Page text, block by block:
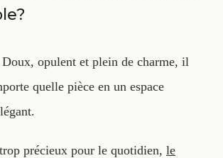
opulent et plein de charme, il
quelle pièce en un espace
précieux pour le quotidien, le